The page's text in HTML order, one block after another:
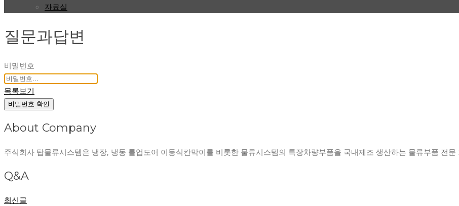
자료실
질문과답변
비밀번호
목록보기
비밀번호 확인
About Company
주식회사 탑물류시스템은 냉장, 냉동 롤업도어 이동식칸막이를 비롯한 물류시스템의 특장차량부품을 국내제조 생산하는 물류부품 전문
Q&A
최신글